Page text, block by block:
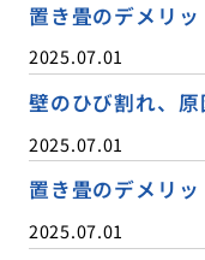
置き畳のデメリ
2025.07.01
壁のひび割れ、
2025.07.01
置き畳のデメリ
2025.07.01